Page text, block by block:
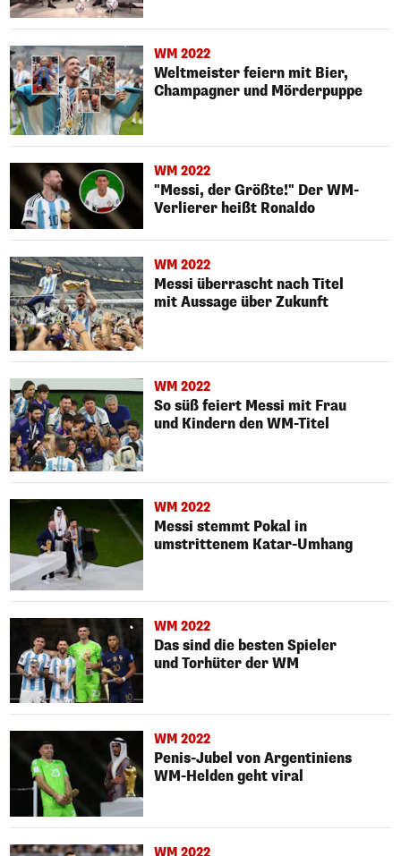
WM 2022
Weltmeister feiern mit Bier,
Champagner und Mörderpuppe
WM 2022
"Messi, der Größte!" Der WM-
Verlierer heißt Ronaldo
WM 2022
Messi überrascht nach Titel
mit Aussage über Zukunft
WM 2022
So süß feiert Messi mit Frau
und Kindern den WM-Titel
WM 2022
Messi stemmt Pokal in
umstrittenem Katar-Umhang
WM 2022
Das sind die besten Spieler
und Torhüter der WM
WM 2022
Penis-Jubel von Argentiniens
WM-Helden geht viral